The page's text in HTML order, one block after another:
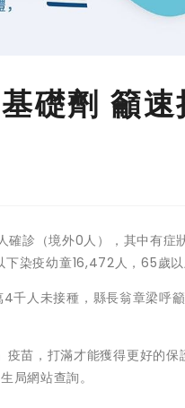
礎劑 籲
診（境外0人），其中有症
染疫幼童16,472人，65歲以
千人未接種，縣長翁章梁呼
苗，打滿才能獲得更好的
局網站查詢。